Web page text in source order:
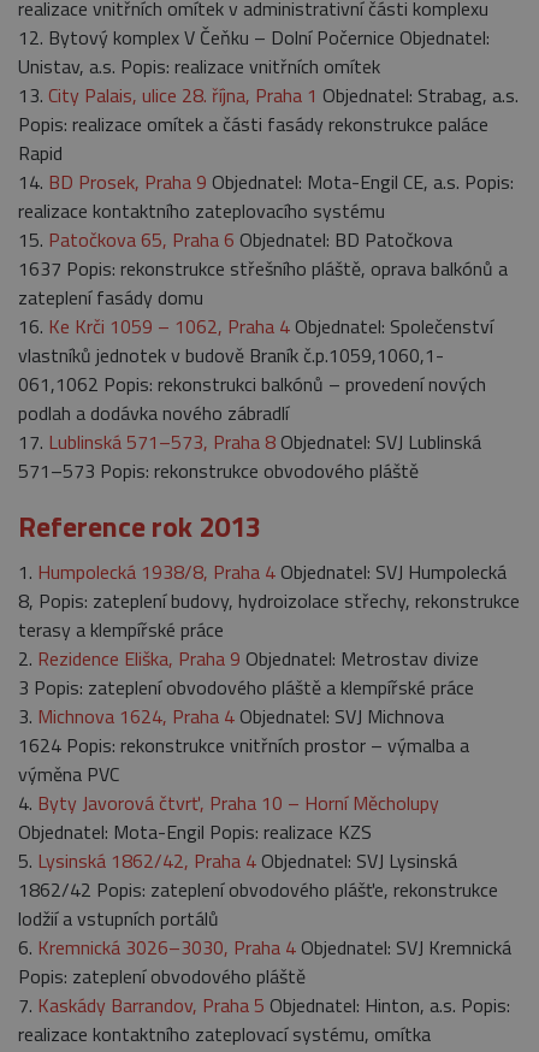
realizace vnitřních omítek v administrativní části komplexu
12. Bytový komplex V Čeňku – Dolní Počernice Objednatel:
Unistav, a.s. Popis: realizace vnitřních omítek
13. City Palais, ulice 28. října, Praha 1 Objednatel: Strabag, a.s.
Popis: realizace omítek a části fasády rekonstrukce paláce
Rapid
14. BD Prosek, Praha 9 Objednatel: Mota-Engil CE, a.s. Popis:
realizace kontaktního zateplovacího systému
15. Patočkova 65, Praha 6 Objednatel: BD Patočkova
1637 Popis: rekonstrukce střešního pláště, oprava balkónů a
zateplení fasády domu
16. Ke Krči 1059 – 1062, Praha 4 Objednatel: Společenství
vlastníků jednotek v budově Braník č.p.1059,1060,1­
061,1062 Popis: rekonstrukci balkónů – provedení nových
podlah a dodávka nového zábradlí
17. Lublinská 571–573, Praha 8 Objednatel: SVJ Lublinská
571–573 Popis: rekonstrukce obvodového pláště
Reference rok 2013
1. Humpolecká 1938/8, Praha 4 Objednatel: SVJ Humpolecká
8, Popis: zateplení budovy, hydroizolace střechy, rekonstrukce
terasy a klempířské práce
2. Rezidence Eliška, Praha 9 Objednatel: Metrostav divize
3 Popis: zateplení obvodového pláště a klempířské práce
3. Michnova 1624, Praha 4 Objednatel: SVJ Michnova
1624 Popis: rekonstrukce vnitřních prostor – výmalba a
výměna PVC
4. Byty Javorová čtvrť, Praha 10 – Horní Měcholupy
Objednatel: Mota-Engil Popis: realizace KZS
5. Lysinská 1862/42, Praha 4 Objednatel: SVJ Lysinská
1862/42 Popis: zateplení obvodového plášťe, rekonstrukce
lodžií a vstupních portálů
6. Kremnická 3026–3030, Praha 4 Objednatel: SVJ Kremnická
Popis: zateplení obvodového pláště
7. Kaskády Barrandov, Praha 5 Objednatel: Hinton, a.s. Popis:
realizace kontaktního zateplovací systému, omítka